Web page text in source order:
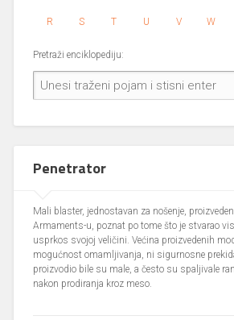
R S T U V W
Pretraži enciklopediju:
Penetrator
Mali blaster, jednostavan za nošenje,
Armaments-u, poznat po tome što je stvarao
usprkos svojoj veličini. Većina proizvedenih
mogućnost omamljivanja, ni sigurnosne
proizvodio bile su male, a često su spaljivale
nakon prodiranja kroz meso.